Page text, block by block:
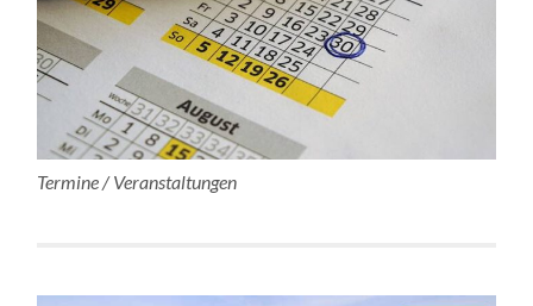
Termine / Veranstaltungen